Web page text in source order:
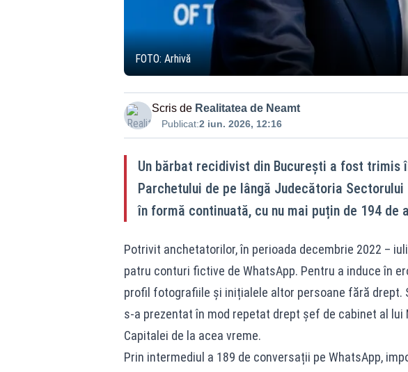
FOTO: Arhivă
Scris de Realitatea de Neamt
Publicat:2 iun. 2026, 12:16
Un bărbat recidivist din București a fost trimis
Parchetului de pe lângă Judecătoria
în formă continuată, cu nu mai puțin de 194 de
Potrivit anchetatorilor, în perioada decembrie 2022 –
patru conturi fictive de WhatsApp. Pentru a induce în
profil fotografiile și inițialele altor persoane fără drept.
s-a prezentat în mod repetat drept șef de cabinet al lui
Capitalei de la acea vreme.
Prin intermediul a 189 de conversații pe WhatsApp,